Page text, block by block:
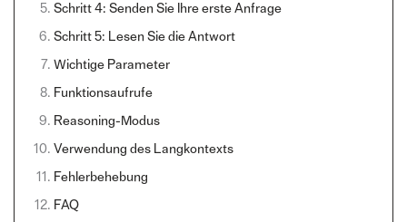
Schritt 4: Senden Sie Ihre erste Anfrage
Schritt 5: Lesen Sie die Antwort
Wichtige Parameter
Funktionsaufrufe
Reasoning-Modus
Verwendung des Langkontexts
Fehlerbehebung
FAQ